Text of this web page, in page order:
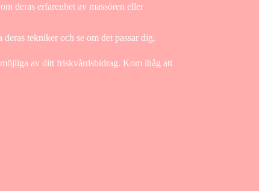
deras erfarenhet av massören eller
tekniker och se om det passar dig.
av ditt friskvårdsbidrag. Kom ihåg att